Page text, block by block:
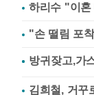
하리수 "이
"손 떨림 포